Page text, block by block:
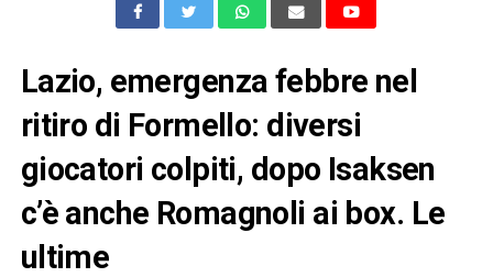
Lazio, emergenza febbre nel
ritiro di Formello: diversi
giocatori colpiti, dopo Isaksen
c’è anche Romagnoli ai box. Le
ultime